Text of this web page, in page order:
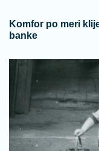
Komfor po meri
banke